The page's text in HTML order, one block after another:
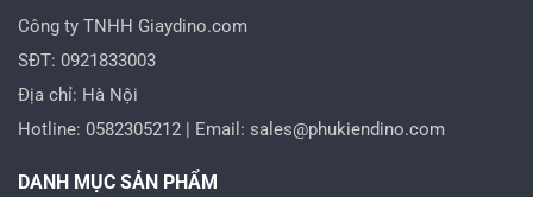
Công ty TNHH Giaydino.com
SĐT: 0921833003
Địa chỉ: Hà Nội
Hotline: 0582305212 | Email: sales@phukiendino.com
DANH MỤC SẢN PHẨM